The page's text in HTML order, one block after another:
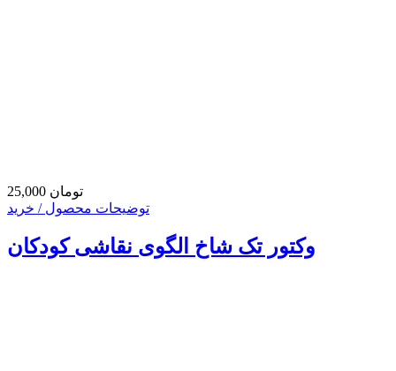
25,000 تومان
توضیحات محصول / خرید
وکتور تک شاخ الگوی نقاشی کودکان